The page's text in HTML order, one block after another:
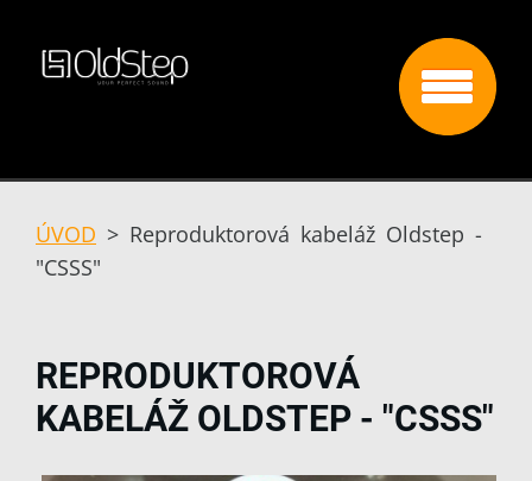
ÚVOD > Reproduktorová kabeláž Oldstep -
"CSSS"
REPRODUKTOROVÁ
KABELÁŽ OLDSTEP - "CSSS"